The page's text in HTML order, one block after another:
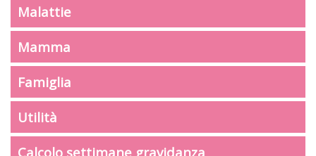
Malattie
Mamma
Famiglia
Utilità
Calcolo settimane gravidanza